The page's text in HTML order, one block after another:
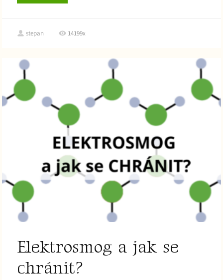
stepan 14199x
Elektrosmog a jak se
chránit?